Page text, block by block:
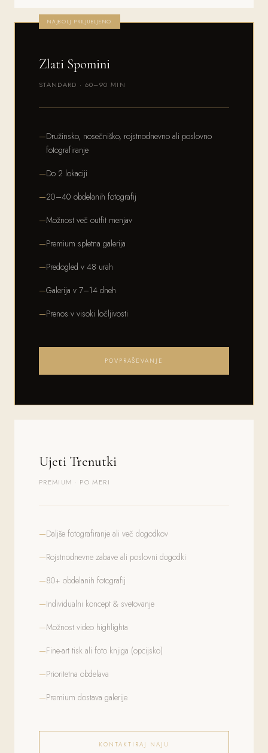
NAJBOLJ PRILJUBLJENO
Zlati Spomini
STANDARD · 60–90 MIN
Družinsko, nosečniško, rojstnodnevno ali poslovno
fotografiranje
Do 2 lokaciji
20–40 obdelanih fotografij
Možnost več outfit menjav
Premium spletna galerija
Predogled v 48 urah
Galerija v 7–14 dneh
Prenos v visoki ločljivosti
POVPRAŠEVANJE
Ujeti Trenutki
PREMIUM · PO MERI
Daljše fotografiranje ali več dogodkov
Rojstnodnevne zabave ali poslovni dogodki
80+ obdelanih fotografij
Individualni koncept & svetovanje
Možnost video highlighta
Fine-art tisk ali foto knjiga (opcijsko)
Prioritetna obdelava
Premium dostava galerije
KONTAKTIRAJ NAJU